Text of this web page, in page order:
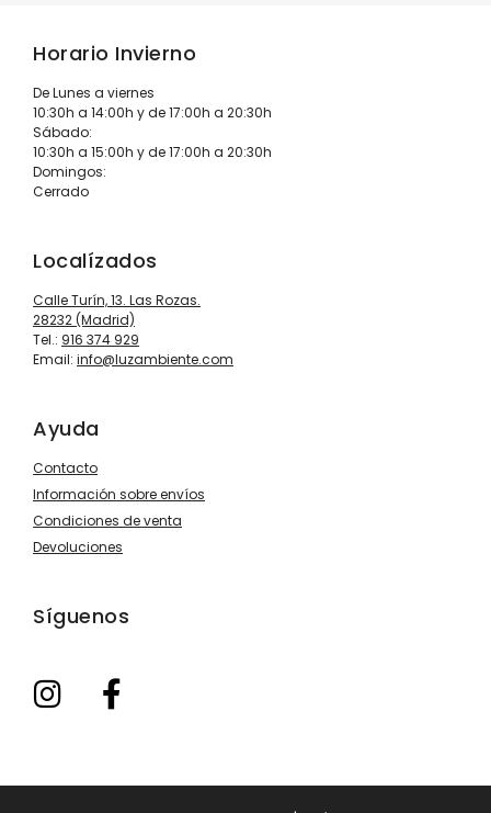
Horario Invierno
De Lunes a viernes
10:30h a 14:00h y de 17:00h a 20:30h
Sábado:
10:30h a 15:00h y de 17:00h a 20:30h
Domingos:
Cerrado
Localízados
Calle Turín, 13. Las Rozas.
28232 (Madrid)
Tel.: 916 374 929
Email: info@luzambiente.com
Ayuda
Contacto
Información sobre envíos
Condiciones de venta
Devoluciones
Síguenos